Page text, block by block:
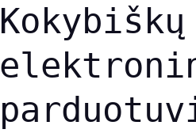
Kokybiškų